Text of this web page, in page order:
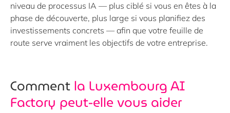
niveau de processus IA — plus ciblé si vous en êtes à la
phase de découverte, plus large si vous planifiez des
investissements concrets — afin que votre feuille de
route serve vraiment les objectifs de votre entreprise.
Comment la Luxembourg AI
Factory peut-elle vous aider